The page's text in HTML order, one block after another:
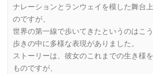
ナレーションとランウェイを模した舞台
のですが、
世界の第一線で歩いてきたというのはこう
歩きの中に多様な表現がありました。
ストーリーは、彼女のこれまでの生き様
ものですが、